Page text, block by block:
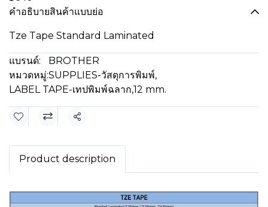
คำอธิบายสินค้าแบบย่อ
Tze Tape Standard Laminated
แบรนด์:
BROTHER
หมวดหมู่:SUPPLIES-วัสดุการพิมพ์,
LABEL TAPE-เทปพิมพ์ฉลาก,12 mm.
แชร์
Product description